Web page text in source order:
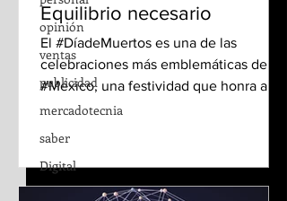
opinión
ventas
publicidad
mercadotecnia
saber
Digital
Equilibrio necesario
El #DíadeMuertos es una de las
celebraciones más emblemáticas de
#México, una festividad que honra a los
difuntos y celebra la vida con...